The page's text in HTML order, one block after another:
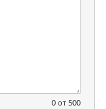
0 от 500